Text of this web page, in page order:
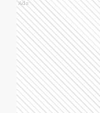
Ads